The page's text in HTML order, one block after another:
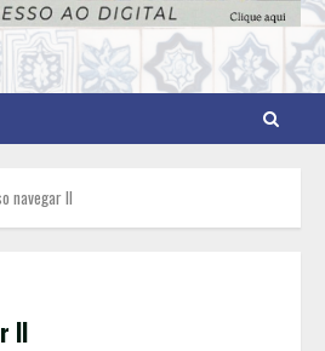
navegar II
II